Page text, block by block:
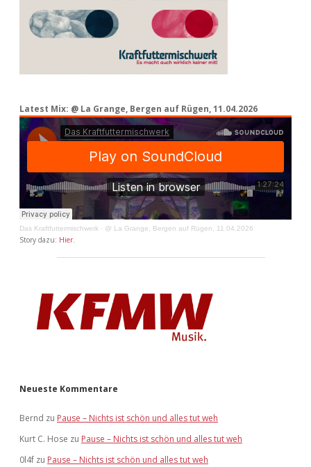
Latest Mix: @ La Grange, Bergen auf Rügen, 11.04.2026
Das Kraftfuttermischwerk · @ La Grange, Bergen auf Rügen, 11.04.2026
Story dazu: Hier
Neueste Kommentare
Bernd zu Pause – Nichts ist schön und alles tut weh
Kurt C. Hose zu Pause – Nichts ist schön und alles tut weh
0l4f zu Pause – Nichts ist schön und alles tut weh